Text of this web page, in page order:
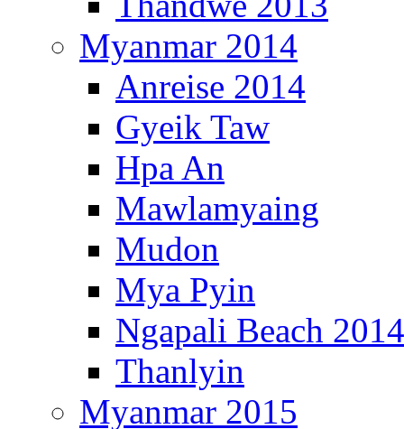
Myanmar 2014
Anreise 2014
Gyeik Taw
Hpa An
Mawlamyaing
Mudon
Mya Pyin
Ngapali Beach 2014
Thanlyin
Myanmar 2015